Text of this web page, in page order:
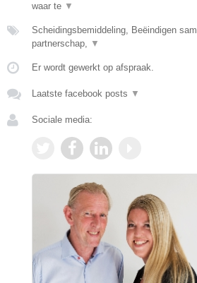
waar te ▼
Scheidingsbemiddeling, Beëindigen
partnerschap, ▼
Er wordt gewerkt op afspraak.
Laatste facebook posts ▼
Sociale media: